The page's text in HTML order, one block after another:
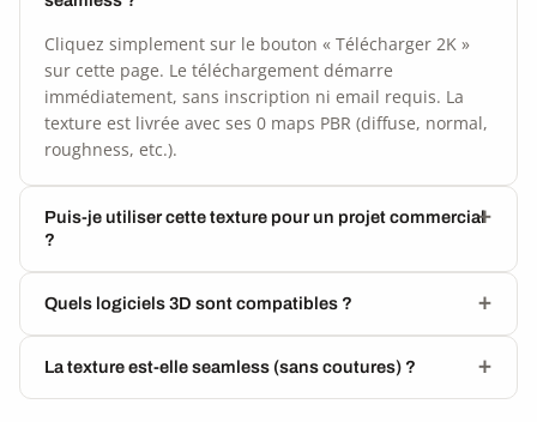
Cliquez simplement sur le bouton « Télécharger 2K »
sur cette page. Le téléchargement démarre
immédiatement, sans inscription ni email requis. La
texture est livrée avec ses 0 maps PBR (diffuse, normal,
roughness, etc.).
Puis-je utiliser cette texture pour un projet commercial
?
Quels logiciels 3D sont compatibles ?
La texture est-elle seamless (sans coutures) ?